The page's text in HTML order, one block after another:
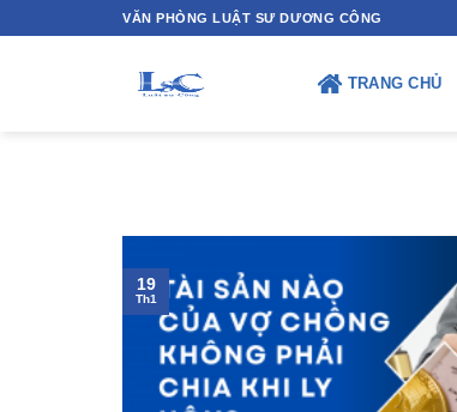
to
VĂN PHÒNG LUẬT SƯ DƯƠNG CÔNG
TRANG CHỦ
19
Th1